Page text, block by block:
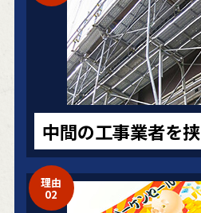
中間の工事業者を挟
理由
02